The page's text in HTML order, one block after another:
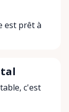
est prêt à
c'est